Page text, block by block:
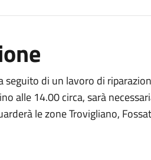
seguito di un lavoro di
alle 14.00 circa, sarà
le zone Trovigliano,